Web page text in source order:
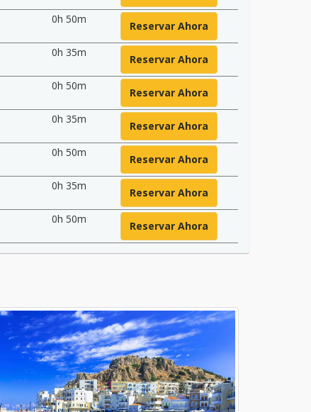
0h 50m
Reservar Ahora
0h 35m
Reservar Ahora
0h 50m
Reservar Ahora
0h 35m
Reservar Ahora
0h 50m
Reservar Ahora
0h 35m
Reservar Ahora
0h 50m
Reservar Ahora